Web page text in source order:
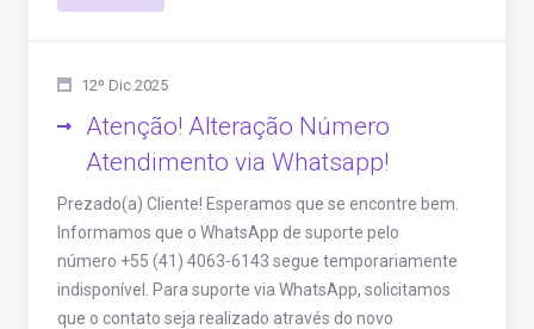
12º Dic 2025
Atenção! Alteração Número
Atendimento via Whatsapp!
Prezado(a) Cliente! Esperamos que se encontre bem.
Informamos que o WhatsApp de suporte pelo
número +55 (41) 4063-6143 segue temporariamente
indisponível. Para suporte via WhatsApp, solicitamos
que o contato seja realizado através do novo